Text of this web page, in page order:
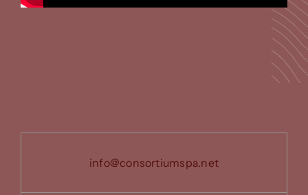
info@consortiumspa.net